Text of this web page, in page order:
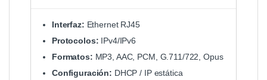
Interfaz: Ethernet RJ45
Protocolos: IPv4/IPv6
Formatos: MP3, AAC, PCM, G.711/722, Opus
Configuración: DHCP / IP estática